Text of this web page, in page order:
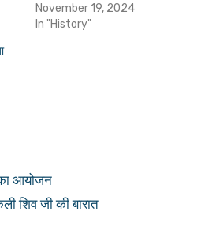
November 19, 2024
In "History"
आयोजन
शिव जी की बारात